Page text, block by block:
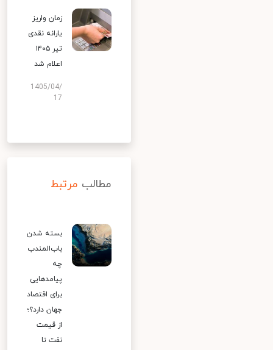
زمان واریز
یارانه نقدی
تیر ۱۴۰۵
اعلام شد
1405/04/
17
مطالب مرتبط
بسته شدن
باب‌المندب
چه
پیامدهایی
برای اقتصاد
جهان دارد؟؛
از قیمت
نفت تا